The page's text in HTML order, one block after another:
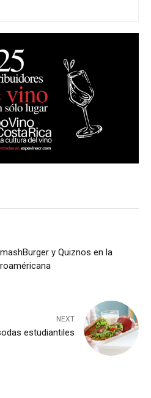
y Quiznos en la
NEXT
estudiantiles